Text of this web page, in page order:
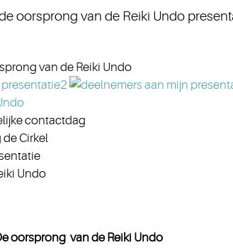
oorsprong van de Reiki Undo
van de Reiki Undo
contactdag
de Cirkel
Undo
oorsprong van de Reiki Undo